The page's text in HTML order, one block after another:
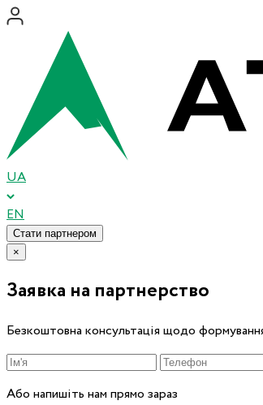
UA
EN
Стати партнером
×
Заявка на партнерство
Безкоштовна консультація щодо
Або напишіть нам прямо зараз